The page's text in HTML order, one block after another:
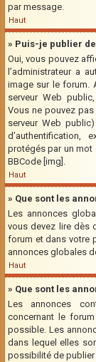
par message.
Haut
» Puis-je publier
Oui, vous pouvez
l’administrateur a
image sur le forum.
serveur Web
Vous ne pouvez
serveur Web
d’authentification,
protégés par un mot
BBCode [img].
Haut
» Que sont les
Les annonces
vous devez lire dès
forum et dans votre
annonces globales
Haut
» Que sont les
Les annonces
concernant le
possible. Les
dans lequel elles
possibilité de